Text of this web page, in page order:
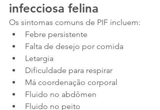
infecciosa felina
Os sintomas comuns de PIF incluem:
Febre persistente
Falta de desejo por comida
Letargia
Dificuldade para respirar
Má coordenação corporal
Fluido no abdômen
Fluido no peito